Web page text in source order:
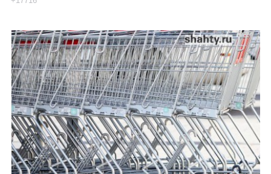
Карты
Фотогалерея